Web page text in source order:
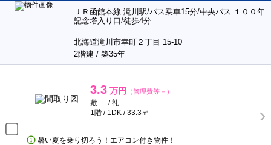
ＪＲ函館本線 滝川駅/バス乗車15分/中央バス １００年
記念塔入り口/徒歩4分
北海道滝川市幸町２丁目 15-10
2階建 / 築35年
3.3 万円 （管理費等－）
敷 － / 礼 －
1階 / 1DK / 33.3㎡
暑い夏を乗り切ろう！エアコン付き物件！